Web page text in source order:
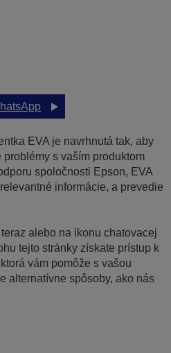
EVA je navrhnutá tak, aby
s vaším produktom
spoločnosti Epson, EVA
informácie, a prevedie
alebo na ikonu chatovacej
tejto stránky získate prístup k
vám pomôže s vašou
alternatívne spôsoby, ako nás